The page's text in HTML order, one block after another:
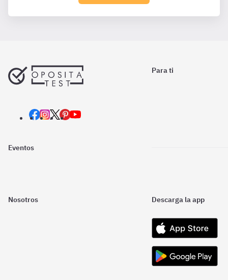
Para ti
Eventos
Nosotros Descarga la app